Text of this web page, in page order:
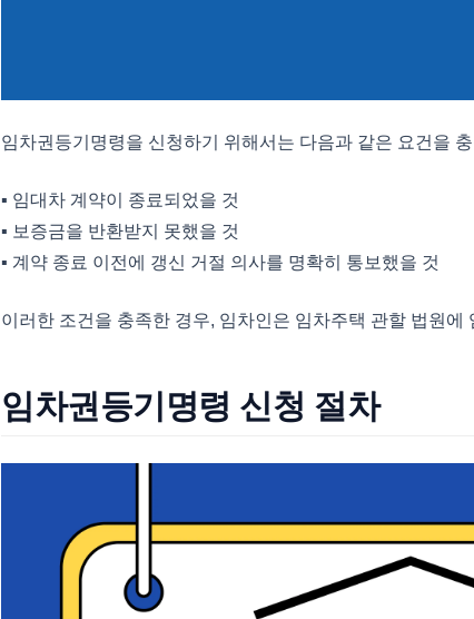
임차권등기명령을 신청하기 위해서는 다음과 같은 요건을
▪︎ 임대차 계약이 종료되었을 것
▪︎ 보증금을 반환받지 못했을 것
▪︎ 계약 종료 이전에 갱신 거절 의사를 명확히 통보했을 것
이러한 조건을 충족한 경우, 임차인은 임차주택 관할 법원
임차권등기명령 신청 절차